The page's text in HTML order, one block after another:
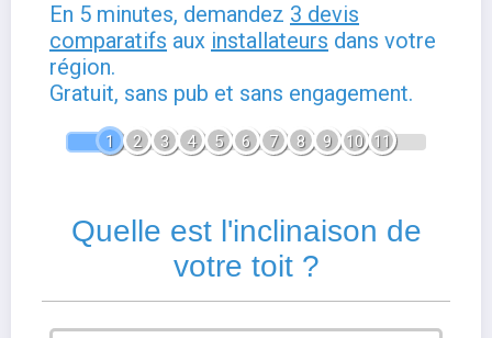
En 5 minutes, demandez 3 devis
comparatifs aux installateurs dans votre
région.
Gratuit, sans pub et sans engagement.
1 2 3 4 5 6 7 8 9 10 11
Quelle est l'inclinaison de
votre toit ?